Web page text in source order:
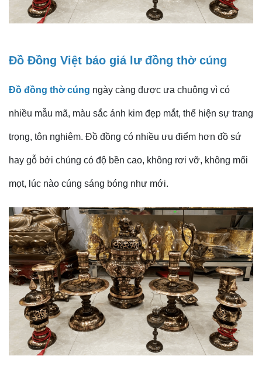
Đồ Đồng Việt báo giá lư đồng thờ cúng
Đồ đồng thờ cúng ngày càng được ưa chuộng vì có
nhiều mẫu mã, màu sắc ánh kim đẹp mắt, thể hiện sự trang
trọng, tôn nghiêm. Đồ đồng có nhiều ưu điểm hơn đồ sứ
hay gỗ bởi chúng có độ bền cao, không rơi vỡ, không mối
mọt, lúc nào cúng sáng bóng như mới.